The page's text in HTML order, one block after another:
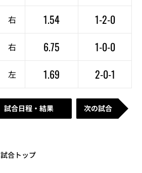
右 1.54 1-2-0
右 6.75 1-0-0
左 1.69 2-0-1
試合日程・結果 次の試合
試合トップ